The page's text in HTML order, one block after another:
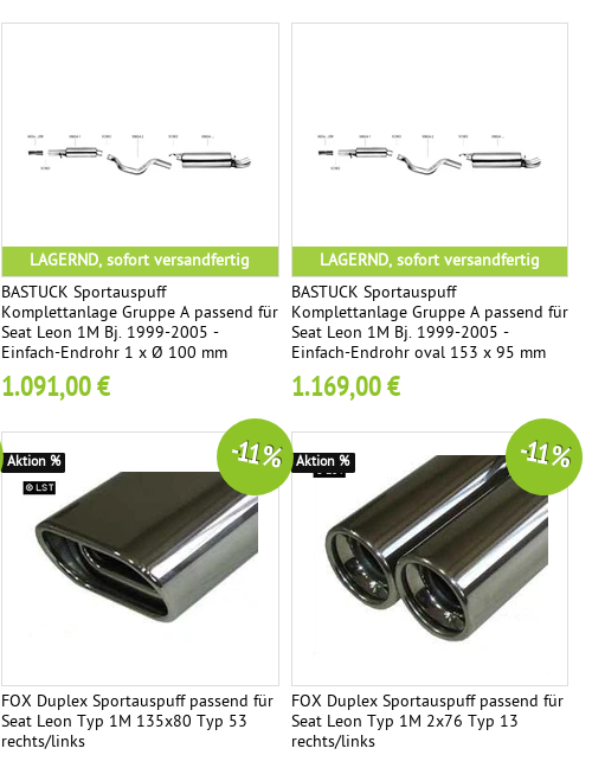
LAGERND, sofort versandfertig
BASTUCK Sportauspuff
Komplettanlage Gruppe A passend für
Seat Leon 1M Bj. 1999-2005 -
Einfach-Endrohr 1 x Ø 100 mm
1.091,00 €
LAGERND, sofort versandfertig
BASTUCK Sportauspuff
Komplettanlage Gruppe A passend für
Seat Leon 1M Bj. 1999-2005 -
Einfach-Endrohr oval 153 x 95 mm
1.169,00 €
FOX Duplex Sportauspuff passend für
Seat Leon Typ 1M 135x80 Typ 53
rechts/links
-11 %
Aktion %
FOX Duplex Sportauspuff passend für
Seat Leon Typ 1M 2x76 Typ 13
rechts/links
-11 %
Aktion %